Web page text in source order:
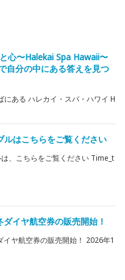
心〜Halekai Spa Hawaii〜
自分の中にある答えを見つ
にある ハレカイ・スパ・ハワイ H
ルはこちらをご覧ください
、こちらをご覧ください Time_t
イヤ航空券の販売開始！
イヤ航空券の販売開始！ 2026年1